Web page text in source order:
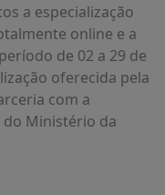
a especialização
online e a
de 02 a 29 de
oferecida pela
com a
do Ministério da